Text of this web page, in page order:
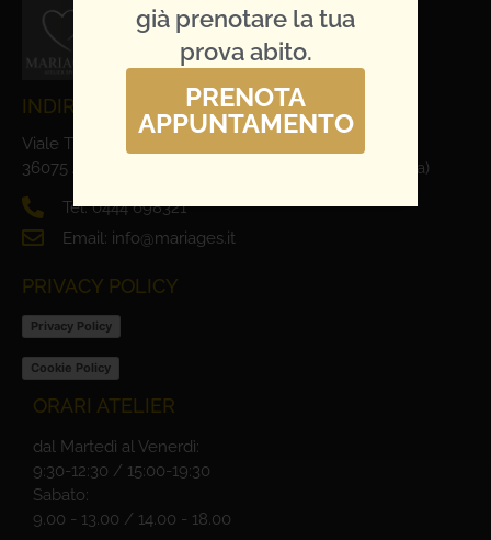
INDIRIZZO E CONTATTI
Viale Trieste, 1
36075 Alte Ceccato di Montecchio Maggiore (Vicenza)
Tel. 0444 698321
Email: info@mariages.it
PRIVACY POLICY
Privacy Policy
Cookie Policy
ORARI ATELIER
dal Martedì al Venerdì:
9:30-12:30 / 15:00-19:30
Sabato:
9.00 - 13.00 / 14.00 - 18.00
già prenotare la tua
prova abito.
PRENOTA
APPUNTAMENTO